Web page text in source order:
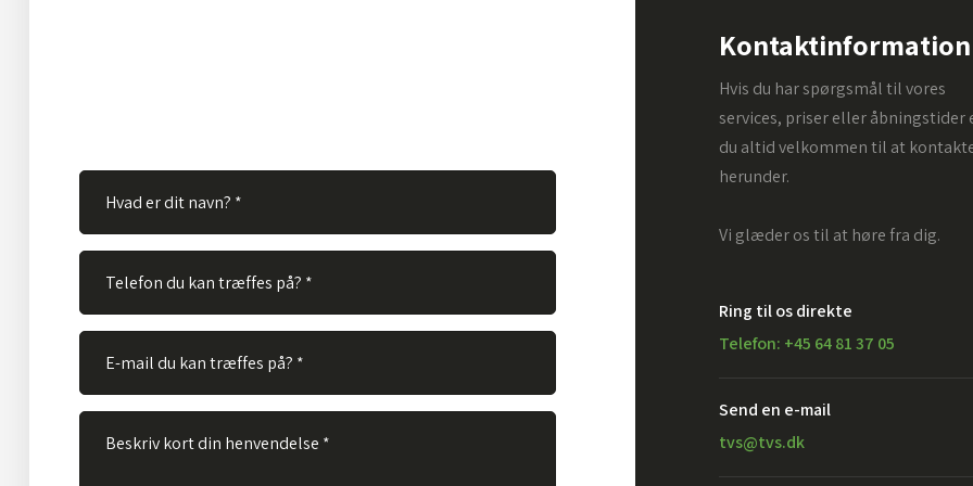
Kontaktinformation
Hvis du har spørgsmål til vores
services, priser eller åbningstider
du altid velkommen til at
herunder.
Vi glæder os til at høre fra dig.
Ring til os direkte
Telefon: +45 64 81 37 05
Send en e-mail​
tvs@tvs.dk